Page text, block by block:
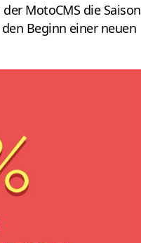
MotoCMS die Saison
Beginn einer neuen